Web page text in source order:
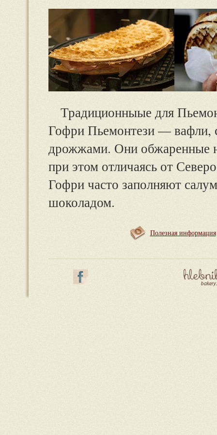
Традиционныые для
Гофри Пьемонтези — вафли,
дрожжами. Они обжаренные
при этом отличаясь от
Гофри часто заполняют
шоколадом.
Полезная информация